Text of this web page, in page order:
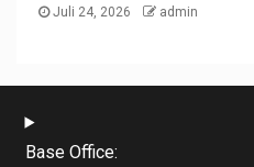
Juli 24, 2026 admin
Base Office: